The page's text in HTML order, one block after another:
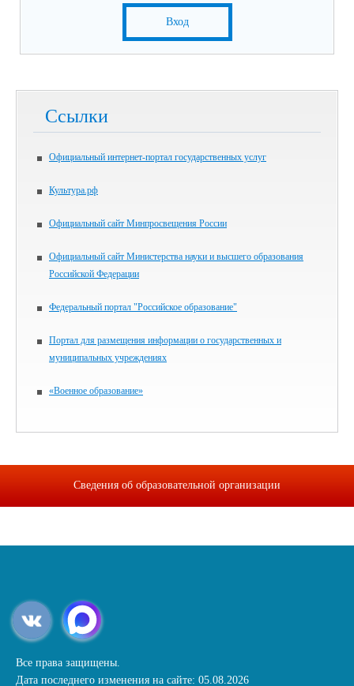
Вход
Ссылки
Официальный интернет-портал государственных услуг
Культура.рф
Официальный сайт Минпросвещения России
Официальный сайт Министерства науки и высшего образования
Российской Федерации
Федеральный портал "Российское образование"
Портал для размещения информации о государственных и
муниципальных учреждениях
«Военное образование»
Сведения об образовательной организации
Все права защищены.
Дата последнего изменения на сайте: 05.08.2026